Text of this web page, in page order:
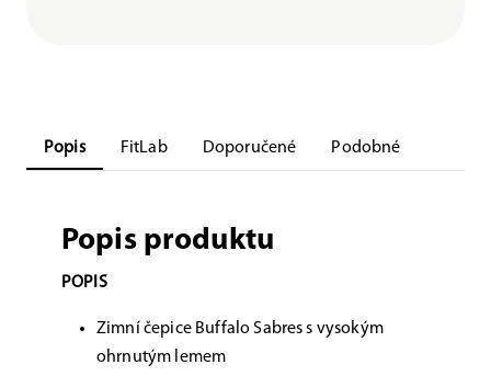
Popis FitLab Doporučené Podobné
Popis produktu
POPIS
Zimní čepice Buffalo Sabres s vysokým
ohrnutým lemem